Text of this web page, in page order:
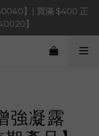
【1200120】| 買滿
【90080】
】| 買滿 $400 正
】
1200120】| 買滿
強凝露